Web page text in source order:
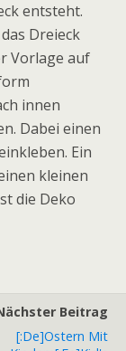
entsteht.
Dreieck
Vorlage auf
innen
Dabei einen
Ein
kleinen
die Deko
Beitrag
[:de]Ostern Mit